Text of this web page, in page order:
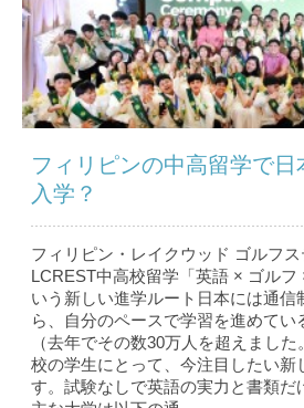
フィリピンの中高留学で日
入学？
フィリピン・レイクウッド ゴルフ
LCREST中高校留学「英語 × ゴルフ
いう新しい進学ルート日本には通信
ら、自分のペースで学習を進めてい
（去年でその数30万人を超えまし
校の学生にとって、今注目したい新
す。試験なしで英語の実力と書類だ